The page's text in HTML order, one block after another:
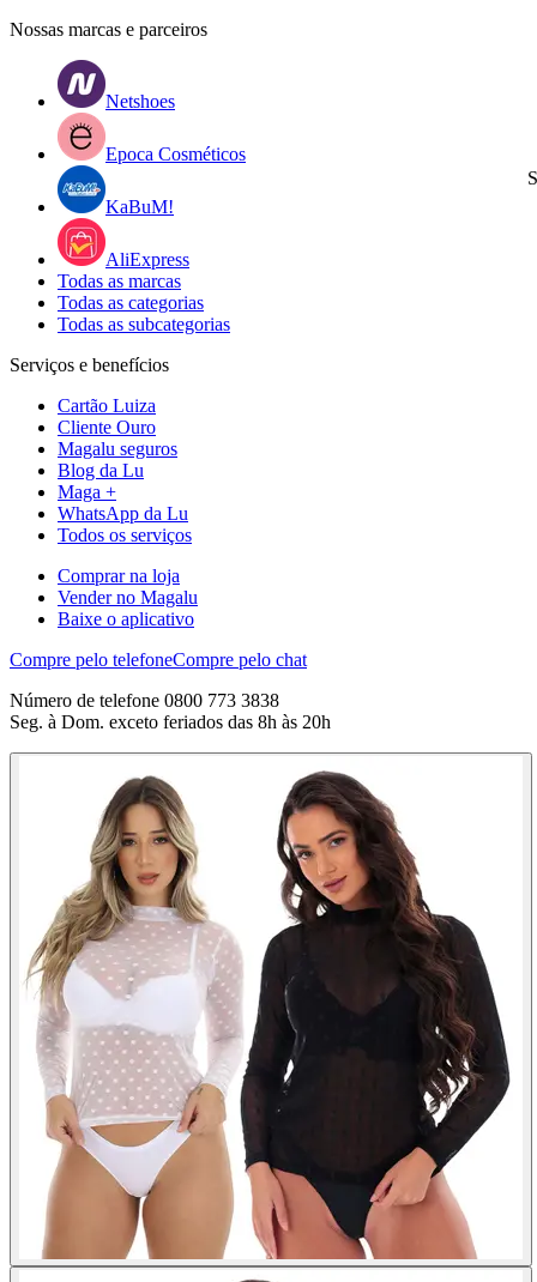
Nossas marcas e parceiros
Netshoes
Epoca Cosméticos
KaBuM!
AliExpress
Todas as marcas
Todas as categorias
Todas as subcategorias
Serviços e benefícios
Cartão Luiza
Cliente Ouro
Magalu seguros
Blog da Lu
Maga +
WhatsApp da Lu
Todos os serviços
Comprar na loja
Vender no Magalu
Baixe o aplicativo
Compre pelo telefoneCompre pelo chat
Número de telefone 0800 773 3838
Seg. à Dom. exceto feriados das 8h às 20h